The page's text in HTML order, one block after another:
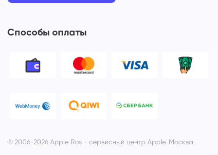
Способы оплаты
© 2006-2026 Apple Ros - сервисный центр Apple. Москва